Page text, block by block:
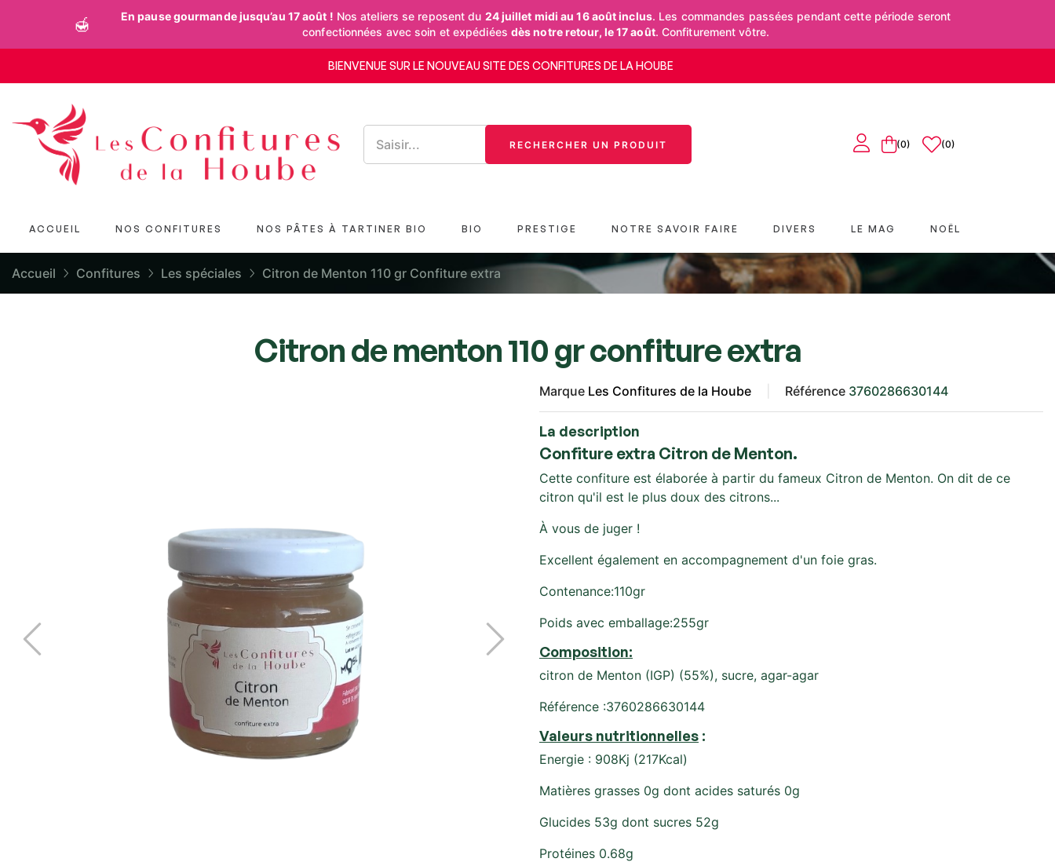
🍯 En pause gourmande jusqu’au 17 août ! Nos ateliers se reposent du 24 juillet midi au 16 août inclus. Les commandes passées pendant cette période seront
confectionnées avec soin et expédiées dès notre retour, le 17 août. Confiturement vôtre.
BIENVENUE SUR LE NOUVEAU SITE DES CONFITURES DE LA HOUBE
RECHERCHER UN PRODUIT (0) 0
ACCUEIL NOS CONFITURES NOS PÂTES À TARTINER BIO BIO PRESTIGE NOTRE SAVOIR FAIRE DIVERS LE MAG NOËL
Accueil Confitures Les spéciales Citron de Menton 110 gr Confiture extra
Citron de menton 110 gr confiture extra
Marque Les Confitures de la Hoube Référence 3760286630144
La description
Confiture extra Citron de Menton.
Cette confiture est élaborée à partir du fameux Citron de Menton. On dit de ce
citron qu'il est le plus doux des citrons...
À vous de juger !
Excellent également en accompagnement d'un foie gras.
Contenance:110gr
Poids avec emballage:255gr
Composition:
citron de Menton (IGP) (55%), sucre, agar-agar
Référence :3760286630144
Valeurs nutritionnelles :
Energie : 908Kj (217Kcal)
Matières grasses 0g dont acides saturés 0g
Glucides 53g dont sucres 52g
Protéines 0.68g